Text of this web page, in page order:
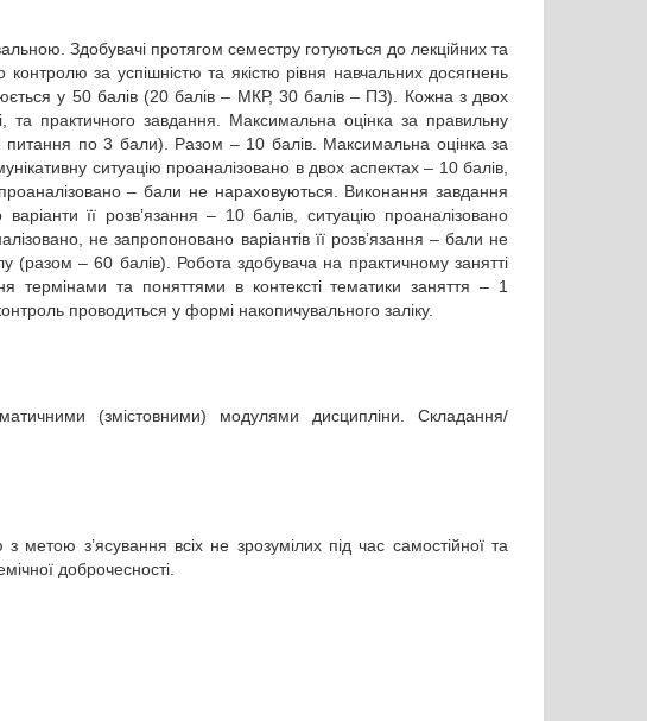
Здобувачі протягом семестру готуються до лекційних та
за успішністю та якістю рівня навчальних досягнень
у 50 балів (20 балів – МКР, 30 балів – ПЗ). Кожна з двох
та практичного завдання. Максимальна оцінка за правильну
по 3 бали). Разом – 10 балів. Максимальна оцінка за
ситуацію проаналізовано в двох аспектах – 10 балів,
– бали не нараховуються. Виконання завдання
її розв’язання – 10 балів, ситуацію проаналізовано
не запропоновано варіантів її розв’язання – бали не
– 60 балів). Робота здобувача на практичному занятті
термінами та поняттями в контексті тематики заняття – 1
проводиться у формі накопичувального заліку.
(змістовними) модулями дисципліни. Складання/
метою з’ясування всіх не зрозумілих під час самостійної та
доброчесності.